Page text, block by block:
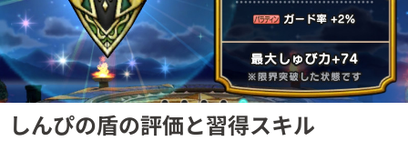
しんぴの盾の評価と習得スキル